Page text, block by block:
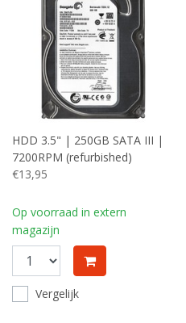
HDD 3.5" | 250GB SATA III |
7200RPM (refurbished)
€13,95
Op voorraad in extern
magazijn
Vergelijk